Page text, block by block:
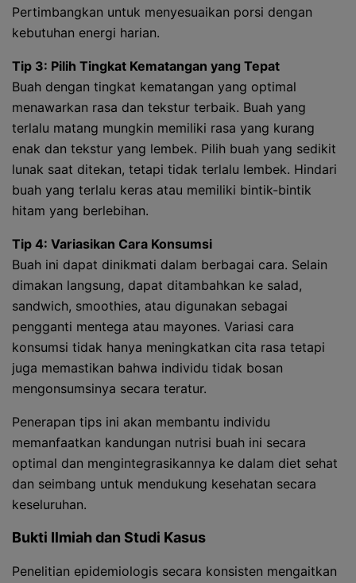
Pertimbangkan untuk menyesuaikan porsi dengan
kebutuhan energi harian.
Tip 3: Pilih Tingkat Kematangan yang Tepat
Buah dengan tingkat kematangan yang optimal
menawarkan rasa dan tekstur terbaik. Buah yang
terlalu matang mungkin memiliki rasa yang kurang
enak dan tekstur yang lembek. Pilih buah yang sedikit
lunak saat ditekan, tetapi tidak terlalu lembek. Hindari
buah yang terlalu keras atau memiliki bintik-bintik
hitam yang berlebihan.
Tip 4: Variasikan Cara Konsumsi
Buah ini dapat dinikmati dalam berbagai cara. Selain
dimakan langsung, dapat ditambahkan ke salad,
sandwich, smoothies, atau digunakan sebagai
pengganti mentega atau mayones. Variasi cara
konsumsi tidak hanya meningkatkan cita rasa tetapi
juga memastikan bahwa individu tidak bosan
mengonsumsinya secara teratur.
Penerapan tips ini akan membantu individu
memanfaatkan kandungan nutrisi buah ini secara
optimal dan mengintegrasikannya ke dalam diet sehat
dan seimbang untuk mendukung kesehatan secara
keseluruhan.
Bukti Ilmiah dan Studi Kasus
Penelitian epidemiologis secara konsisten mengaitkan